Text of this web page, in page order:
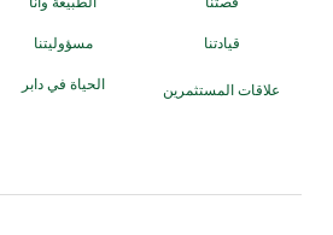
قيادتنا
علاقات المستثمرين
مسؤوليتنا
الحياة في دابر